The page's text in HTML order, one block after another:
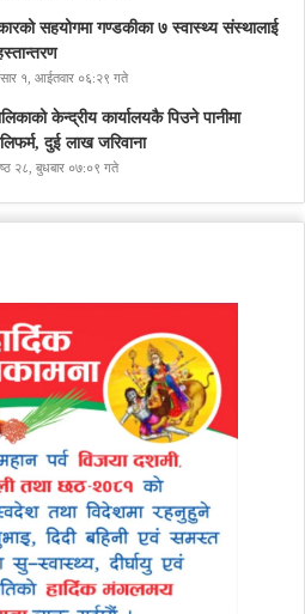
सहयोगमा गण्डकीका ७ स्वास्थ्य संस्थालाई
१, आईतवार ०६:२९ गते
केन्द्रीय कार्यालयकै पिउने पानीमा
दुई लाख जरिवाना
२८, बुधबार ०७:०९ गते